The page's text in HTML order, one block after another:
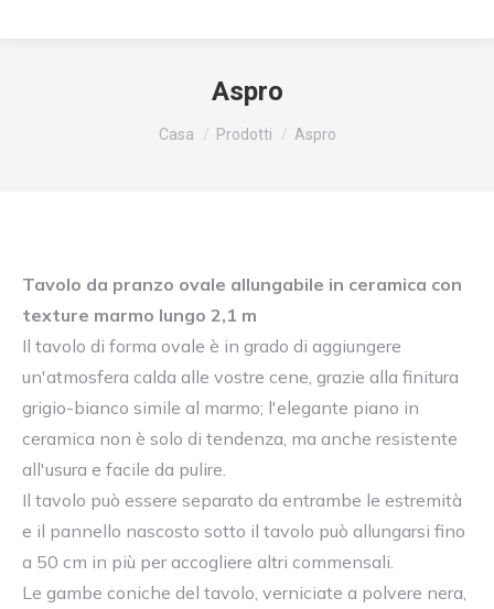
Aspro
Siete qui:
Casa Prodotti Aspro
Tavolo da pranzo ovale allungabile in ceramica con
texture marmo lungo 2,1 m
Il tavolo di forma ovale è in grado di aggiungere
un'atmosfera calda alle vostre cene, grazie alla finitura
grigio-bianco simile al marmo; l'elegante piano in
ceramica non è solo di tendenza, ma anche resistente
all'usura e facile da pulire.
Il tavolo può essere separato da entrambe le estremità
e il pannello nascosto sotto il tavolo può allungarsi fino
a 50 cm in più per accogliere altri commensali.
Le gambe coniche del tavolo, verniciate a polvere nera,